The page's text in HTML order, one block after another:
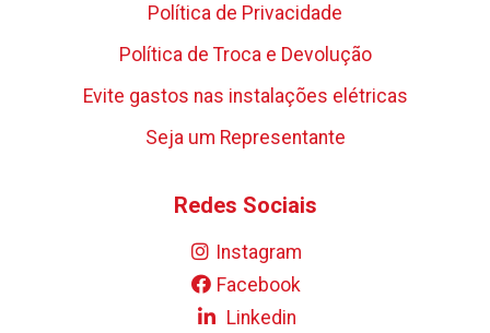
Política de Privacidade
Política de Troca e Devolução
Evite gastos nas instalações elétricas
Seja um Representante
Redes Sociais
Instagram
Facebook
Linkedin